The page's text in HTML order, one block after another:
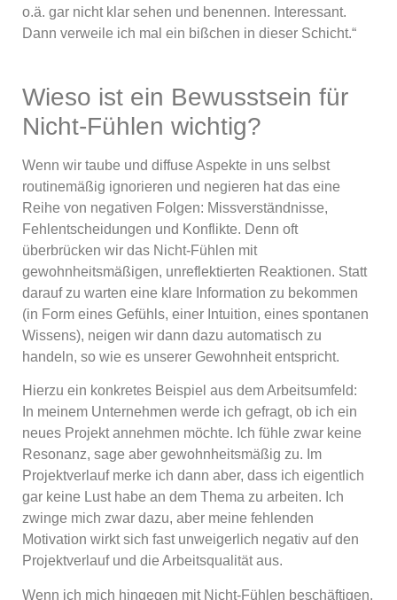
o.ä. gar nicht klar sehen und benennen. Interessant.
Dann verweile ich mal ein bißchen in dieser Schicht.“
Wieso ist ein Bewusstsein für
Nicht-Fühlen wichtig?
Wenn wir taube und diffuse Aspekte in uns selbst
routinemäßig ignorieren und negieren hat das eine
Reihe von negativen Folgen: Missverständnisse,
Fehlentscheidungen und Konflikte. Denn oft
überbrücken wir das Nicht-Fühlen mit
gewohnheitsmäßigen, unreflektierten Reaktionen. Statt
darauf zu warten eine klare Information zu bekommen
(in Form eines Gefühls, einer Intuition, eines spontanen
Wissens), neigen wir dann dazu automatisch zu
handeln, so wie es unserer Gewohnheit entspricht.
Hierzu ein konkretes Beispiel aus dem Arbeitsumfeld:
In meinem Unternehmen werde ich gefragt, ob ich ein
neues Projekt annehmen möchte. Ich fühle zwar keine
Resonanz, sage aber gewohnheitsmäßig zu. Im
Projektverlauf merke ich dann aber, dass ich eigentlich
gar keine Lust habe an dem Thema zu arbeiten. Ich
zwinge mich zwar dazu, aber meine fehlenden
Motivation wirkt sich fast unweigerlich negativ auf den
Projektverlauf und die Arbeitsqualität aus.
Wenn ich mich hingegen mit Nicht-Fühlen beschäftigen,